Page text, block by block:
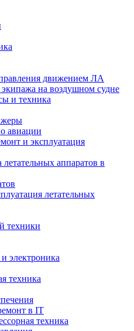
движением ЛА
на воздушном судне
и техника
авиации
и эксплуатация
аппаратов в
летательных
техники
электроника
техника
в IT
техника